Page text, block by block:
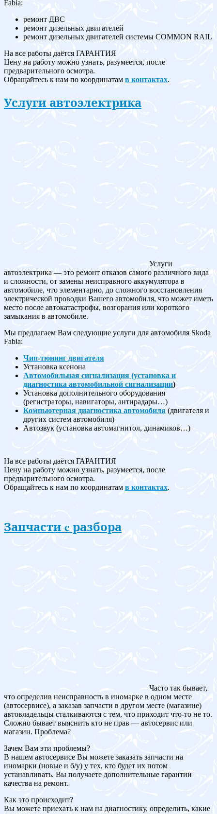
Fabia:
ремонт ДВС
ремонт дизельных двигателей
ремонт дизельных двигателей системы COMMON RAIL
На все работы даётся ГАРАНТИЯ
Цену на работу можно узнать, разумеется, после
предварительного осмотра.
Обращайтесь к нам по координатам в контактах.
Услуги автоэлектрика
Услуги
автоэлектрика — это ремонт отказов самого различного вида
и сложности, от замены неисправного аккумулятора в
автомобиле, что элементарно, до сложного восстановления
электрической проводки Вашего автомобиля, что может иметь
место после автокатастрофы, возгорания или короткого
замыкания в автомобиле.
Мы предлагаем Вам следующие услуги для автомобиля Skoda
Fabia:
Чип-тюнинг двигателя
Установка ксенона
Автомобильная сигнализация (установка и
диагностика автомобильной сигнализации)
Установка дополнительного оборудования
(регистраторы, навигаторы, антирадары…)
Компьютерная диагностика автомобиля (двигателя и
других систем автомобиля)
Автозвук (установка автомагнитол, динамиков…)
На все работы даётся ГАРАНТИЯ
Цену на работу можно узнать, разумеется, после
предварительного осмотра.
Обращайтесь к нам по координатам в контактах.
Запчасти c разбора
Часто так бывает,
что определив неисправность в иномарке в одном месте
(автосервисе), а заказав запчасти в другом месте (магазине)
автовладельцы сталкиваются с тем, что приходит что-то не то.
Сложно бывает выяснить кто не прав — автосервис или
магазин. Проблема?
Зачем Вам эти проблемы?
В нашем автосервисе Вы можете заказать запчасти на
иномарки (новые и б/у) у тех, кто будет их потом
устанавливать. Вы получаете дополнительные гарантии
качества на ремонт.
Как это происходит?
Вы можете приехать к нам на диагностику, определить, какие